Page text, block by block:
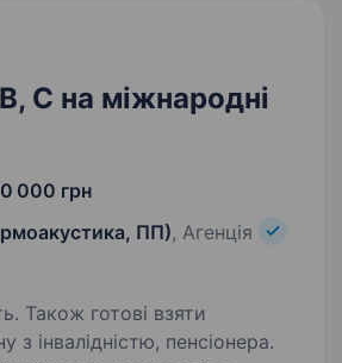
C на міжнародні
000 грн
ПП), Агенція
Також готові взяти
з інвалідністю, пенсіонера.